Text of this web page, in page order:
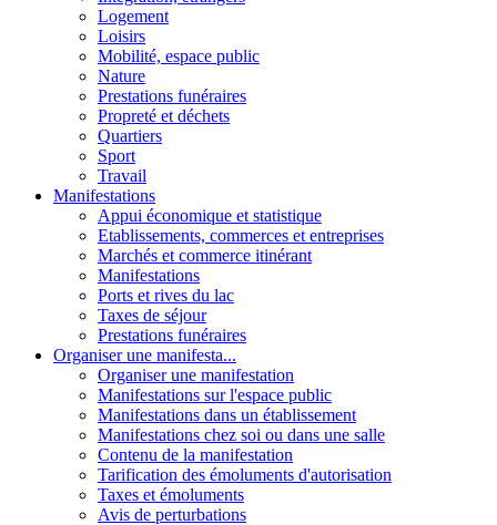
Logement
Loisirs
Mobilité, espace public
Nature
Prestations funéraires
Propreté et déchets
Quartiers
Sport
Travail
Manifestations
Appui économique et statistique
Etablissements, commerces et entreprises
Marchés et commerce itinérant
Manifestations
Ports et rives du lac
Taxes de séjour
Prestations funéraires
Organiser une manifesta...
Organiser une manifestation
Manifestations sur l'espace public
Manifestations dans un établissement
Manifestations chez soi ou dans une salle
Contenu de la manifestation
Tarification des émoluments d'autorisation
Taxes et émoluments
Avis de perturbations